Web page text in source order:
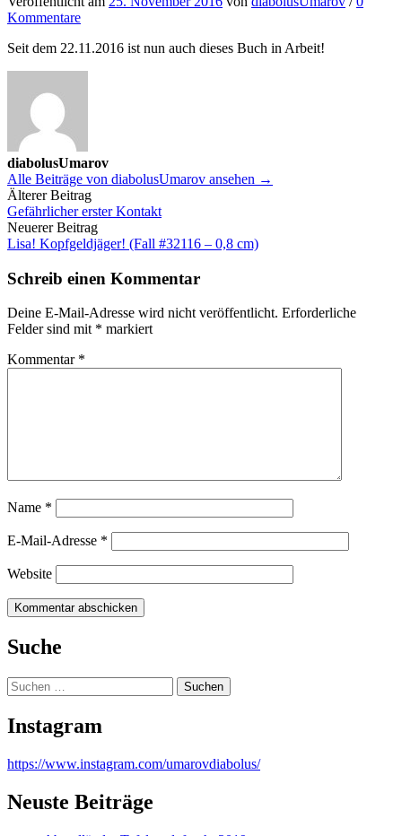
Kommentare
Seit dem 22.11.2016 ist nun auch dieses Buch in Arbeit!
diabolusUmarov
Alle Beiträge von diabolusUmarov ansehen →
Beitrags-
Navigation
Älterer Beitrag
Gefährlicher erster Kontakt
Neuerer Beitrag
Lisa! Kopfgeldjäger! (Fall #32116 – 0,8 cm)
Schreib einen Kommentar
Deine E-Mail-Adresse wird nicht veröffentlicht. Erforderliche
Felder sind mit * markiert
Kommentar *
Name *
E-Mail-Adresse *
Website
Suche
Suchen
nach:
Instagram
https://www.instagram.com/umarovdiabolus/
Neuste Beiträge